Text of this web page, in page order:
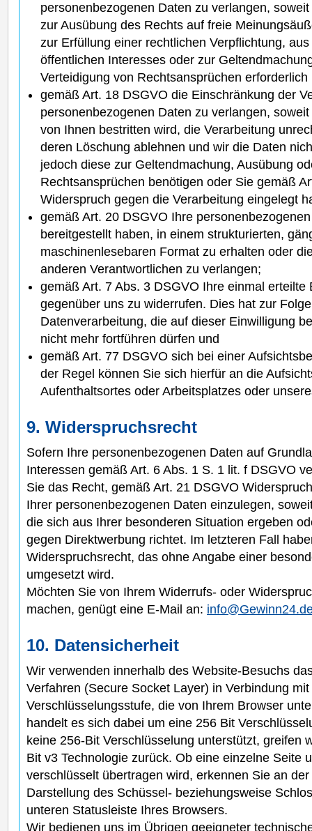
personenbezogenen Daten zu verlangen,
zur Ausübung des Rechts auf freie
zur Erfüllung einer rechtlichen Verpflichtung,
öffentlichen Interesses oder zur
Verteidigung von Rechtsansprüchen erforderlich
gemäß Art. 18 DSGVO die Einschränkung der
personenbezogenen Daten zu verlangen,
von Ihnen bestritten wird, die Verarbeitung
deren Löschung ablehnen und wir die Daten
jedoch diese zur Geltendmachung, Ausübung
Rechtsansprüchen benötigen oder Sie gemäß
Widerspruch gegen die Verarbeitung eingelegt
gemäß Art. 20 DSGVO Ihre
bereitgestellt haben, in einem strukturierten,
maschinenlesebaren Format zu erhalten oder
anderen Verantwortlichen zu verlangen;
gemäß Art. 7 Abs. 3 DSGVO Ihre einmal erteilte
gegenüber uns zu widerrufen. Dies hat zur
Datenverarbeitung, die auf dieser Einwilligung
nicht mehr fortführen dürfen und
gemäß Art. 77 DSGVO sich bei einer
der Regel können Sie sich hierfür an die
Aufenthaltsortes oder Arbeitsplatzes oder
9. Widerspruchsrecht
Sofern Ihre personenbezogenen Daten auf
Interessen gemäß Art. 6 Abs. 1 S. 1 lit. f DSGVO
Sie das Recht, gemäß Art. 21 DSGVO
Ihrer personenbezogenen Daten einzulegen,
die sich aus Ihrer besonderen Situation ergeben
gegen Direktwerbung richtet. Im letzteren Fall
Widerspruchsrecht, das ohne Angabe einer
umgesetzt wird.
Möchten Sie von Ihrem Widerrufs- oder
machen, genügt eine E-Mail an:
10. Datensicherheit
Wir verwenden innerhalb des Website-Besuchs
Verfahren (Secure Socket Layer) in Verbindung
Verschlüsselungsstufe, die von Ihrem Browser
handelt es sich dabei um eine 256 Bit
keine 256-Bit Verschlüsselung unterstützt, greifen
Bit v3 Technologie zurück. Ob eine einzelne Seite
verschlüsselt übertragen wird, erkennen Sie an
Darstellung des Schüssel- beziehungsweise
unteren Statusleiste Ihres Browsers.
Wir bedienen uns im Übrigen geeigneter